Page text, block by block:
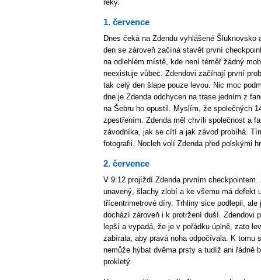
řeky.
1. července
Dnes čeká na Zdendu vyhlášené
den se zároveň začíná stavět první
na odlehlém místě, kde není téměř žádný
neexistuje vůbec. Zdendovi začínají první
tak celý den šlape pouze levou. Nic moc
dne je Zdenda odchycen na trase jedním z
na Šebru ho opustil. Myslím, že společných
zpestřením. Zdenda měl chvíli společnost a
závodníka, jak se cítí a jak závod probíhá.
fotografii. Nocleh volí Zdenda před polskými
2. července
V 9:12 projíždí Zdenda prvním
unavený, šlachy zlobí a ke všemu má defekt
třícentrimetrové díry. Trhliny sice podlepil,
dochází zároveň i k protržení duší. Zdendovi
lepší a vypadá, že je v pořádku úplně, zato
zabírala, aby pravá noha odpočívala. K tomu
nemůže hýbat dvěma prsty a tudíž ani řádně
prokletý.